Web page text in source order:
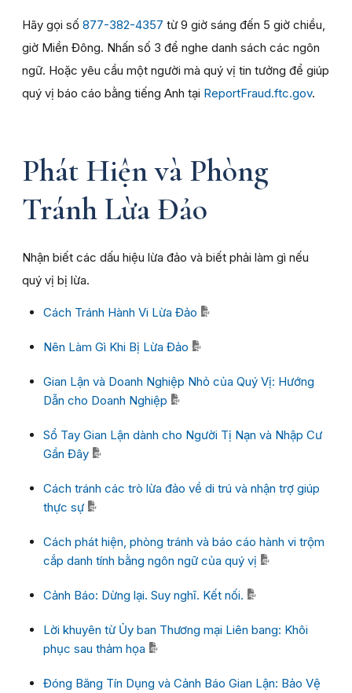
Hãy gọi số 877-382-4357 từ 9 giờ sáng đến 5 giờ chiều,
giờ Miền Đông. Nhấn số 3 để nghe danh sách các ngôn
ngữ. Hoặc yêu cầu một người mà quý vị tin tưởng để giúp
quý vị báo cáo bằng tiếng Anh tại ReportFraud.ftc.gov.
Phát Hiện và Phòng
Tránh Lừa Đảo
Nhận biết các dấu hiệu lừa đảo và biết phải làm gì nếu
quý vị bị lừa.
Cách Tránh Hành Vi Lừa Đảo
Nên Làm Gì Khi Bị Lừa Đảo
Gian Lận và Doanh Nghiệp Nhỏ của Quý Vị: Hướng
Dẫn cho Doanh Nghiệp
Sổ Tay Gian Lận dành cho Người Tị Nạn và Nhập Cư
Gần Đây
Cách tránh các trò lừa đảo về di trú và nhận trợ giúp
thực sự
Cách phát hiện, phòng tránh và báo cáo hành vi trộm
cắp danh tính bằng ngôn ngữ của quý vị
Cảnh Báo: Dừng lại. Suy nghĩ. Kết nối.
Lời khuyên từ Ủy ban Thương mại Liên bang: Khôi
phục sau thảm họa
Đóng Băng Tín Dụng và Cảnh Báo Gian Lận: Bảo Vệ